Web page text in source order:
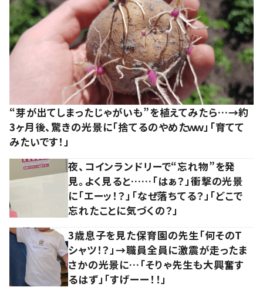
“芽が出てしまったじゃがいも”を植えてみたら…→約
3ヶ月後、驚きの光景に「捨てるのやめたｗｗ」「育てて
みたいです！」
夜、コインランドリーで“忘れ物”を発
見。よく見ると……「はぁ？」衝撃の光景
に「エーッ！？」「なぜ落ちてる？」「どこで
忘れたことに気づくの？」
3歳息子を見た保育園の先生「何そのT
シャツ！？」→職員全員に激震が走ったま
さかの光景に…「そりゃ先生も大興奮す
るはず」「すげーー！！」